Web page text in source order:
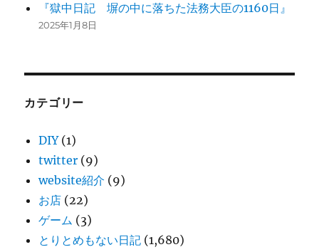
『獄中日記 塀の中に落ちた法務大臣の1160日』
2025年1月8日
カテゴリー
DIY(1)
twitter (9)
website紹介 (9)
お店 (22)
ゲーム (3)
とりとめもない日記 (1,680)